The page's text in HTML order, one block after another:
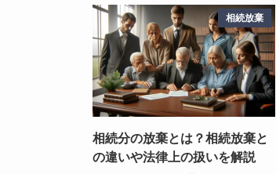
相続放棄
相続分の放棄とは？相続放棄と
の違いや法律上の扱いを解説